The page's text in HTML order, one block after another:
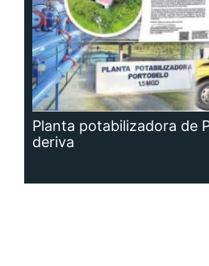
Planta potabilizadora de
deriva